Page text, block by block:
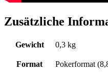
Zusätzliche
Gewicht 0,3 kg
Format Pokerformat